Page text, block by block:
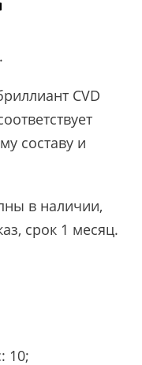
CVD
составу и
в наличии,
срок 1 месяц.
10;